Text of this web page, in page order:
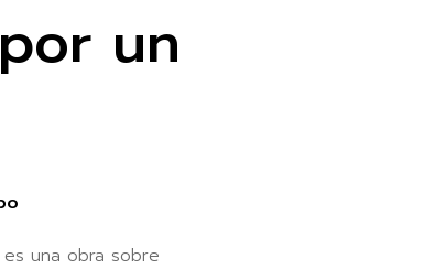
un
es una obra sobre